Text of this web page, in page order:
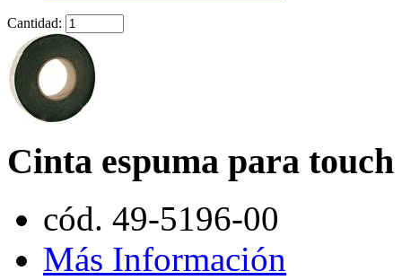
Cantidad:
Cinta espuma para
cód. 49-5196-00
Más Información